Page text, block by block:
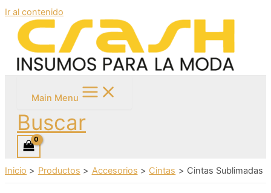
Ir al contenido
Main Menu
Buscar
Inicio Productos Accesorios Cintas Cintas Sublimadas